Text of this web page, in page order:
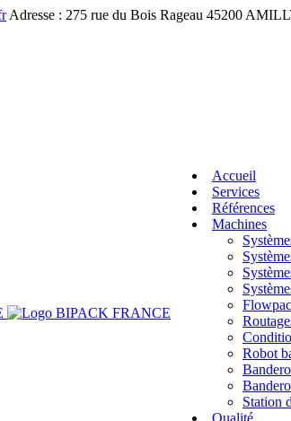
Adresse : 275 rue du Bois Rageau 45200
Accueil
Services
Références
Machines
Robot
Station
Qualité